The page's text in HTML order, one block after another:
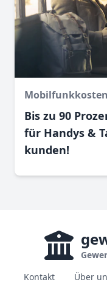
Bis zu 90
für Handys &
kunden!
Kontakt
Über